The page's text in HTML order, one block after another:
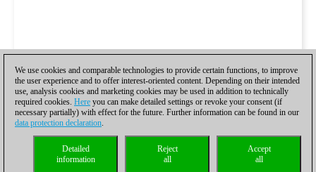
We use cookies and comparable technologies to provide certain functions, to improve
the user experience and to offer interest-oriented content. Depending on their intended
use, analysis cookies and marketing cookies may be used in addition to technically
required cookies. Here you can make detailed settings or revoke your consent (if
necessary partially) with effect for the future. Further information can be found in our
data protection declaration.
Accept
all
Reject
all
Detailed
information